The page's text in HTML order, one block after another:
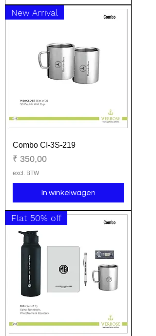
New Arrival
Combo CI-3S-219
Prijs
₹ 350,00
excl. BTW
In winkelwagen
Flat 50% off